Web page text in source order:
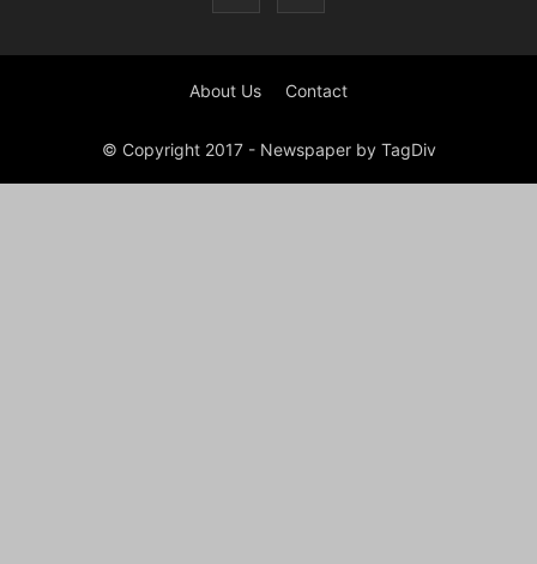
About Us Contact
© Copyright 2017 - Newspaper by TagDiv